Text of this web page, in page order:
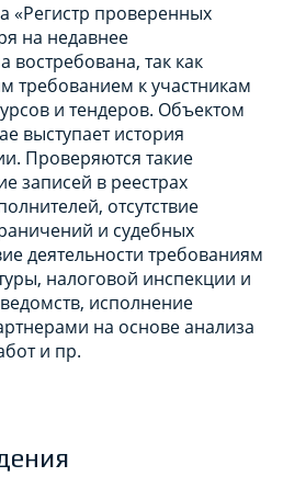
«Регистр проверенных
на недавнее
востребована, так как
требованием к участникам
и тендеров. Объектом
выступает история
Проверяются такие
записей в реестрах
отсутствие
и судебных
деятельности требованиям
налоговой инспекции и
исполнение
на основе анализа
и пр.